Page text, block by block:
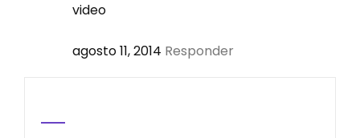
video
agosto 11, 2014 Responder